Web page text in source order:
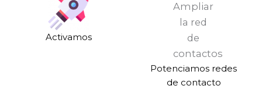
Activamos
Potenciamos redes
de contacto